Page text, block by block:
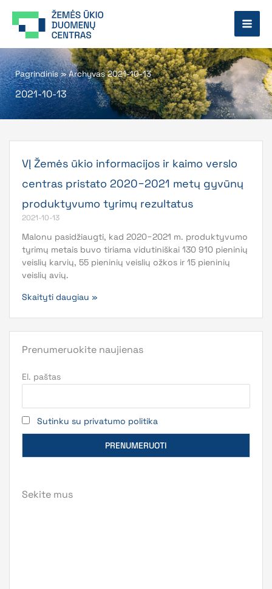
prie
Pagrindinis»Archyvas 2021-10-13
2021-10-13
VĮ Žemės ūkio informacijos ir kaimo verslo
centras pristato 2020−2021 metų gyvūnų
produktyvumo tyrimų rezultatus
2021-10-13
Malonu pasidžiaugti, kad 2020−2021 m. produktyvumo
tyrimų metais buvo tiriama vidutiniškai 130 910 pieninių
veislių karvių, 55 pieninių veislių ožkos ir 15 pieninių
veislių avių.
Skaityti daugiau »
Prenumeruokite naujienas
El. paštas
Sutinku su privatumo politika
Sekite mus